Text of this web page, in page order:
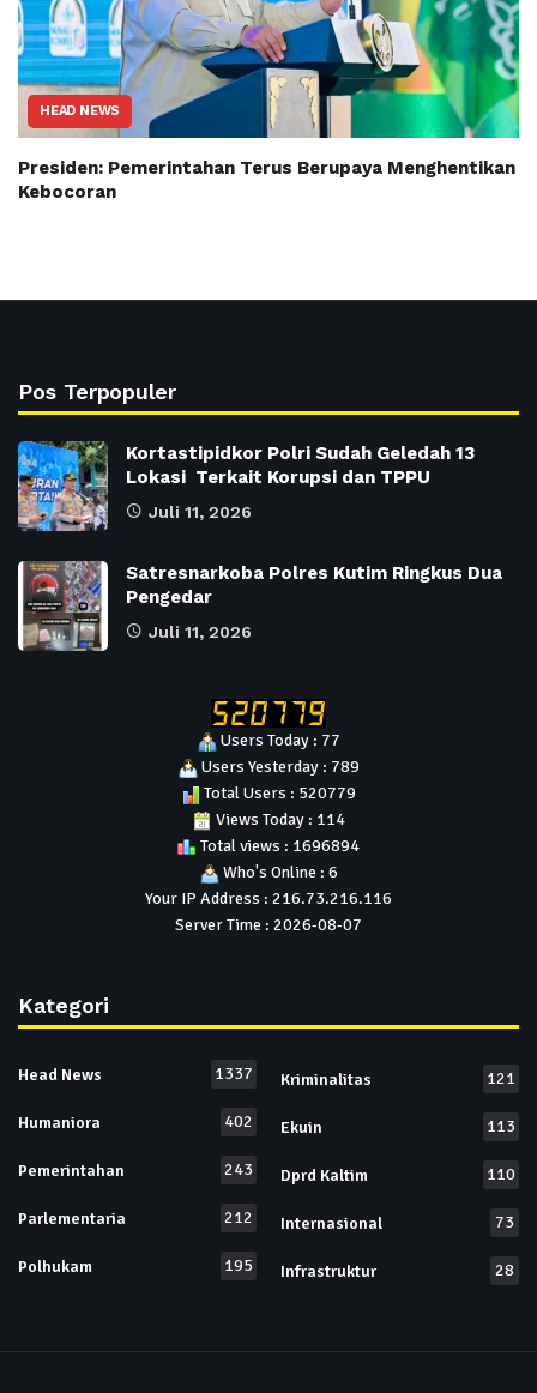
HEAD NEWS
Presiden: Pemerintahan Terus Berupaya Menghentikan
Kebocoran
Pos Terpopuler
Kortastipidkor Polri Sudah Geledah 13
Lokasi Terkait Korupsi dan TPPU
Juli 11, 2026
Satresnarkoba Polres Kutim Ringkus Dua
Pengedar
Juli 11, 2026
Users Today : 77
Users Yesterday : 789
Total Users : 520779
Views Today : 114
Total views : 1696894
Who's Online : 6
Your IP Address : 216.73.216.116
Server Time : 2026-08-07
Kategori
Head News 1337
Humaniora 402
Pemerintahan 243
Parlementaria 212
Polhukam 195
Kriminalitas 121
Ekuin 113
Dprd Kaltim 110
Internasional 73
Infrastruktur 28